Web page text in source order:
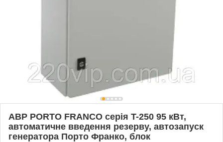
АВР PORTO FRANCO серія T-250 95 кВт,
автоматичне введення резерву, автозапуск
генератора Порто Франко, блок